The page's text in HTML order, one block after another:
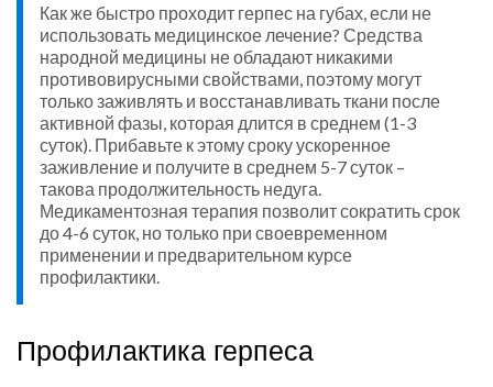
Как же быстро проходит герпес на губах, если не
использовать медицинское лечение? Средства
народной медицины не обладают никакими
противовирусными свойствами, поэтому могут
только заживлять и восстанавливать ткани после
активной фазы, которая длится в среднем (1-3
суток). Прибавьте к этому сроку ускоренное
заживление и получите в среднем 5-7 суток –
такова продолжительность недуга.
Медикаментозная терапия позволит сократить срок
до 4-6 суток, но только при своевременном
применении и предварительном курсе
профилактики.
Профилактика герпеса